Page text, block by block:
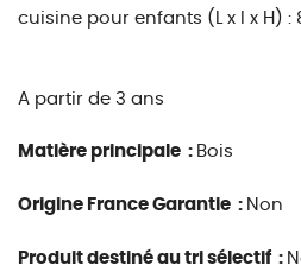
cuisine pour enfants (L x l x H) :
A partir de 3 ans
Matière principale : Bois
Origine France Garantie : Non
Produit destiné au tri sélectif :